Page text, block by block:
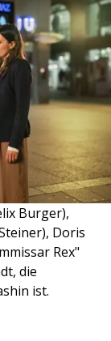
Burger),
Doris
Rex"
die
ist.